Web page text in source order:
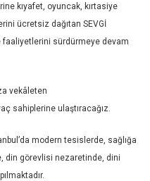
kıyafet, oyuncak, kırtasiye
ücretsiz dağıtan SEVGİ
faaliyetlerini sürdürmeye devam
vekâleten
sahiplerine ulaştıracağız.
modern tesislerde, sağlığa
din görevlisi nezaretinde, dini